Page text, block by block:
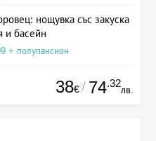
нощувка със закуска
и басейн
+ полупансион
38€ / 74.32
лв.